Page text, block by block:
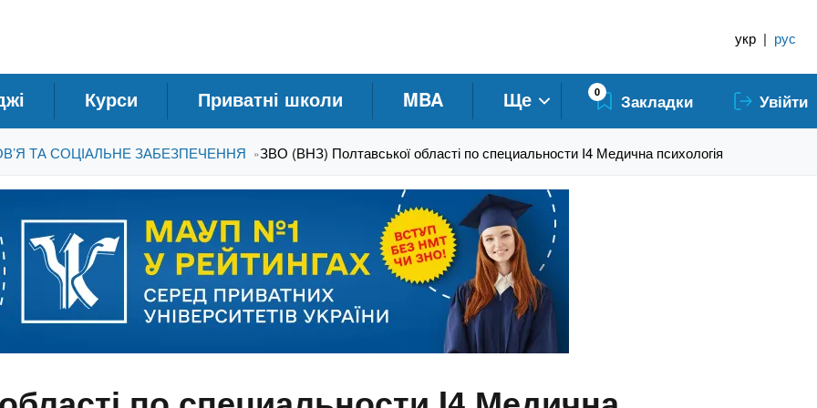
укр | рус
Курси Приватні школи MBA Ще 0 Закладки Увійти
ТА СОЦІАЛЬНЕ ЗАБЕЗПЕЧЕННЯ »ЗВО (ВНЗ) Полтавської області по специальности I4 Медична психологія